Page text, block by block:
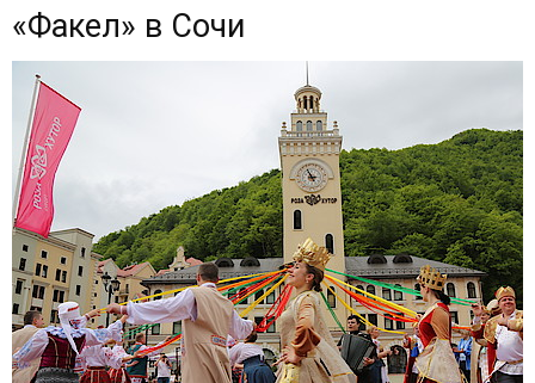
«Факел» в Сочи